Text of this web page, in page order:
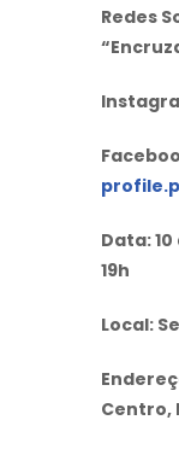
Redes
Data:
19h
Local:
Centro,